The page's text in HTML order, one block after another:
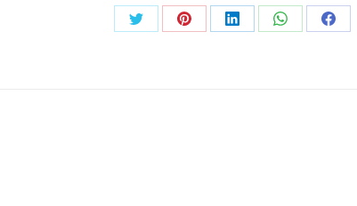
Share
Share
Share
Share
Share